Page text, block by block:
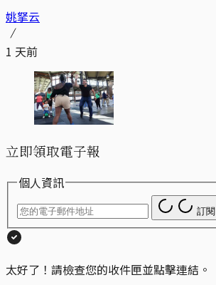
姚拏云
1 天前
立即領取電子報
個人資訊
訂閱
太好了！請檢查您的收件匣並點擊連結。